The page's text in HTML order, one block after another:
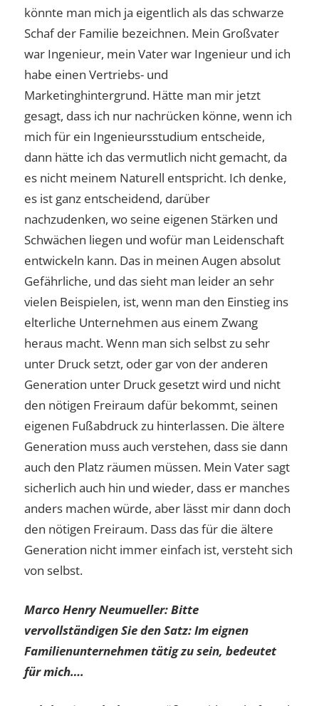
könnte man mich ja eigentlich als das schwarze
Schaf der Familie bezeichnen. Mein Großvater
war Ingenieur, mein Vater war Ingenieur und ich
habe einen Vertriebs- und
Marketinghintergrund. Hätte man mir jetzt
gesagt, dass ich nur nachrücken könne, wenn ich
mich für ein Ingenieursstudium entscheide,
dann hätte ich das vermutlich nicht gemacht, da
es nicht meinem Naturell entspricht. Ich denke,
es ist ganz entscheidend, darüber
nachzudenken, wo seine eigenen Stärken und
Schwächen liegen und wofür man Leidenschaft
entwickeln kann. Das in meinen Augen absolut
Gefährliche, und das sieht man leider an sehr
vielen Beispielen, ist, wenn man den Einstieg ins
elterliche Unternehmen aus einem Zwang
heraus macht. Wenn man sich selbst zu sehr
unter Druck setzt, oder gar von der anderen
Generation unter Druck gesetzt wird und nicht
den nötigen Freiraum dafür bekommt, seinen
eigenen Fußabdruck zu hinterlassen. Die ältere
Generation muss auch verstehen, dass sie dann
auch den Platz räumen müssen. Mein Vater sagt
sicherlich auch hin und wieder, dass er manches
anders machen würde, aber lässt mir dann doch
den nötigen Freiraum. Dass das für die ältere
Generation nicht immer einfach ist, versteht sich
von selbst.
Marco Henry Neumueller: Bitte
vervollständigen Sie den Satz: Im eignen
Familienunternehmen tätig zu sein, bedeutet
für mich….